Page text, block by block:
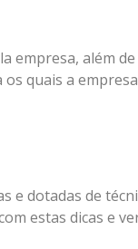
empresa, além
quais a
e dotadas de
estas dicas e